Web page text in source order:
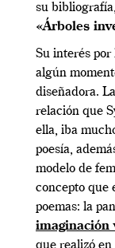
su bibliografía,
«Árboles
Su interés por
algún
diseñadora.
relación que
ella, iba
poesía,
modelo de
concepto que
poemas: la
imaginación
que realizó